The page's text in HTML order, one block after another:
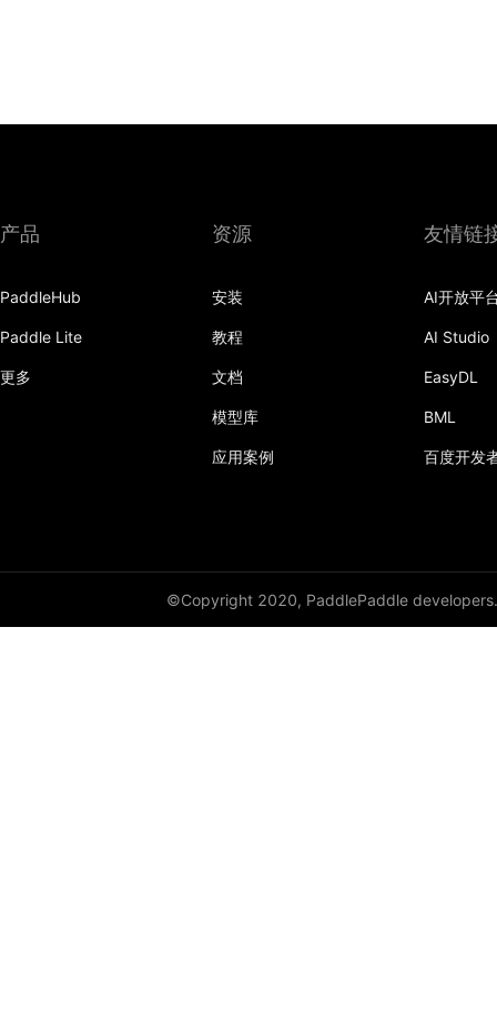
产品
PaddleHub
Paddle Lite
更多
资源
安装
教程
文档
模型库
应用案例
友情链
AI开放平
AI Studio
EasyDL
BML
百度开发
©Copyright 2020, PaddlePaddle developers.